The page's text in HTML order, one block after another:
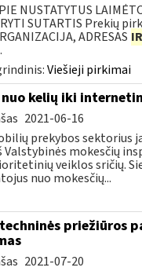
NUSTATYTUS
SUTARTIS Prekių
ADRESAS IR
Viešieji pirkimai
kelių iki
2021-06-16
prekybos sektorius
Valstybinės mokesčių
veiklos sričių.
nuo mokesčių...
priežiūros
2021-07-20